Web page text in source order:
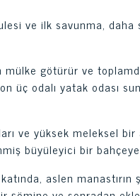
ve ilk savunma, daha
götürür ve
üç odalı yatak odası
ve yüksek meleksel
büyüleyici bir
aslen